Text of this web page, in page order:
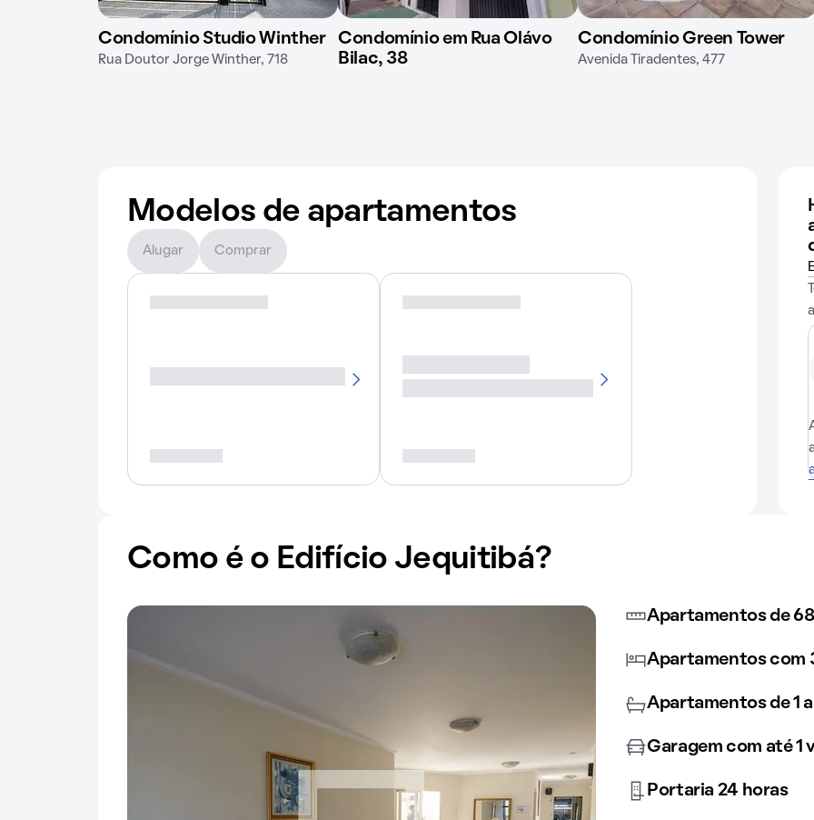
Condomínio Studio Winther
Rua Doutor Jorge Winther, 718
Condomínio em Rua Olávo
Bilac, 38
Condomínio Green Tower
Avenida Tiradentes, 477
Modelos de apartamentos
Alugar Comprar
Como é o Edifício Jequitibá?
Apartamentos de 68
Apartamentos com
Apartamentos de 1
Garagem com até 1
Portaria 24 horas